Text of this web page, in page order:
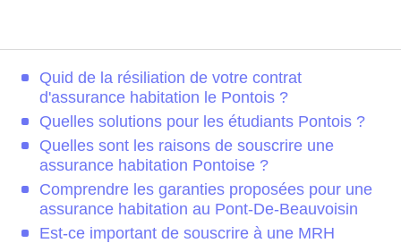
Quid de la résiliation de votre contrat
d'assurance habitation le Pontois ?
Quelles solutions pour les étudiants Pontois ?
Quelles sont les raisons de souscrire une
assurance habitation Pontoise ?
Comprendre les garanties proposées pour une
assurance habitation au Pont-De-Beauvoisin
Est-ce important de souscrire à une MRH